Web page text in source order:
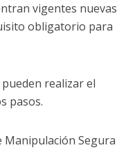
vigentes nuevas
obligatorio para
realizar el
pasos.
Segura